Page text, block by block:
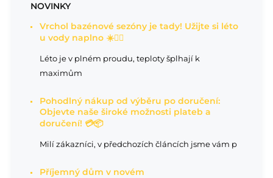
NOVINKY
Vrchol bazénové sezóny je tady! Užijte si léto
u vody naplno ☀️🏊‍♂️
Léto je v plném proudu, teploty šplhají k
maximům
Pohodlný nákup od výběru po doručení:
Objevte naše široké možnosti plateb a
doručení! 💳📦
Milí zákazníci, v předchozích článcích jsme vám p
Příjemný dům v novém